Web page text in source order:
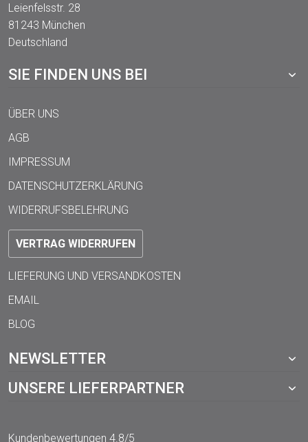
Leienfelsstr. 28
81243 München
Deutschland
SIE FINDEN UNS BEI
ÜBER UNS
AGB
IMPRESSUM
DATENSCHUTZERKLÄRUNG
WIDERRUFSBELEHRUNG
VERTRAG WIDERRUFEN
LIEFERUNG UND VERSANDKOSTEN
EMAIL
BLOG
NEWSLETTER
UNSERE LIEFERPARTNER
Kundenbewertungen 4.8/5